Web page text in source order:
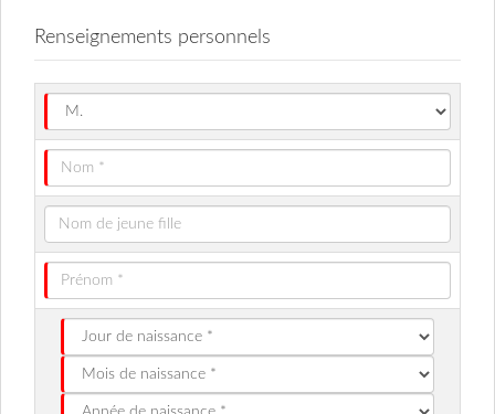
Renseignements personnels